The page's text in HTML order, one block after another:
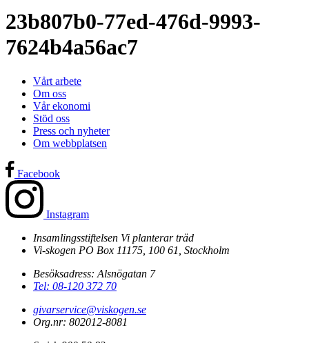
23b807b0-77ed-476d-9993-
7624b4a56ac7
Vårt arbete
Om oss
Vår ekonomi
Stöd oss
Press och nyheter
Om webbplatsen
Facebook
Instagram
Insamlingsstiftelsen Vi planterar träd
Vi-skogen PO Box 11175, 100 61, Stockholm
Besöksadress: Alsnögatan 7
Tel: 08-120 372 70
givarservice@viskogen.se
Org.nr: 802012-8081